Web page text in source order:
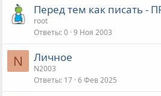
Перед тем как писать -
root
Ответы 0 9 Ноя 2003
N Личное
N2003
Ответы 17 6 Фев 2025